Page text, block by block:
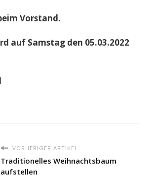
Vorstand.
auf Samstag den 05.03.2022
VORHERIGER ARTIKEL
Traditionelles Weihnachtsbaum
aufstellen